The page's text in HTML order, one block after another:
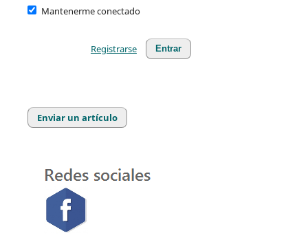
Mantenerme conectado
Entrar
Registrarse
Enviar un artículo